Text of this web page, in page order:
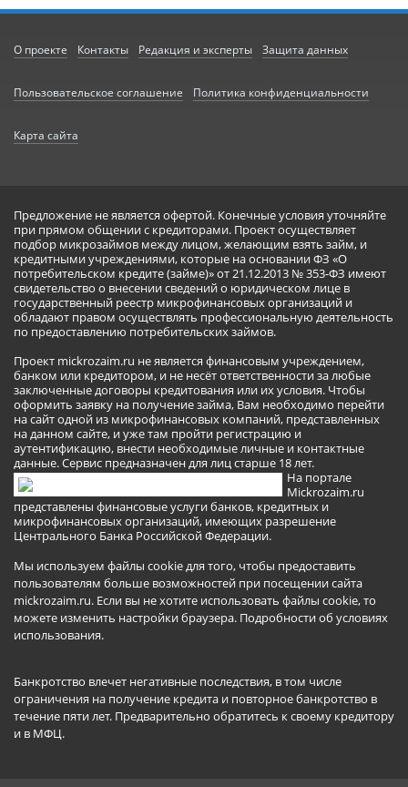
О проекте Контакты Редакция и эксперты Защита данных
Пользовательское соглашение Политика конфиденциальности
Карта сайта
Предложение не является офертой. Конечные условия уточняйте
при прямом общении с кредиторами. Проект осуществляет
подбор микрозаймов между лицом, желающим взять займ, и
кредитными учреждениями, которые на основании ФЗ «О
потребительском кредите (займе)» от 21.12.2013 № 353-ФЗ имеют
свидетельство о внесении сведений о юридическом лице в
государственный реестр микрофинансовых организаций и
обладают правом осуществлять профессиональную деятельность
по предоставлению потребительских займов.
Проект mickrozaim.ru не является финансовым учреждением,
банком или кредитором, и не несёт ответственности за любые
заключенные договоры кредитования или их условия. Чтобы
оформить заявку на получение займа, Вам необходимо перейти
на сайт одной из микрофинансовых компаний, представленных
на данном сайте, и уже там пройти регистрацию и
аутентификацию, внести необходимые личные и контактные
данные. Сервис предназначен для лиц старше 18 лет.
На портале
Mickrozaim.ru
представлены финансовые услуги банков, кредитных и
микрофинансовых организаций, имеющих разрешение
Центрального Банка Российской Федерации.
Мы используем файлы cookie для того, чтобы предоставить
пользователям больше возможностей при посещении сайта
mickrozaim.ru. Если вы не хотите использовать файлы cookie, то
можете изменить настройки браузера. Подробности об условиях
использования.
Банкротство влечет негативные последствия, в том числе
ограничения на получение кредита и повторное банкротство в
течение пяти лет. Предварительно обратитесь к своему кредитору
и в МФЦ.